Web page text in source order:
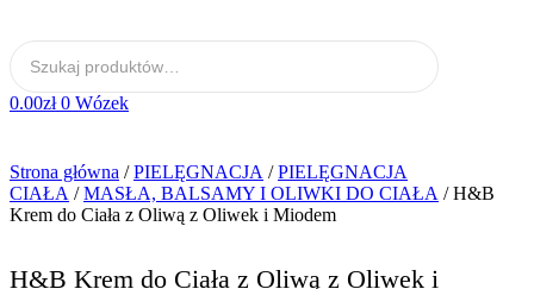
0.00zł 0 Wózek
Strona główna /PIELĘGNACJA /PIELĘGNACJA
CIAŁA /MASŁA, BALSAMY I OLIWKI DO CIAŁA / H&B
Krem do Ciała z Oliwą z Oliwek i Miodem
H&B Krem do Ciała z Oliwą z Oliwek i